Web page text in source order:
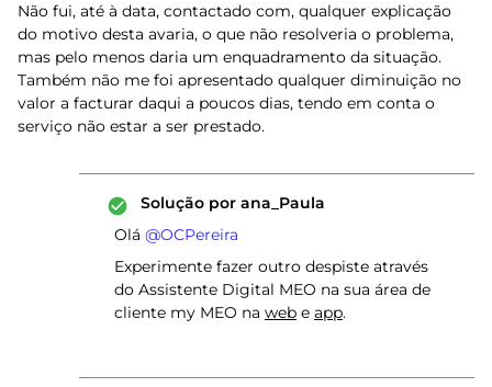
Não fui, até à data, contactado com, qualquer explicação
do motivo desta avaria, o que não resolveria o problema,
mas pelo menos daria um enquadramento da situação.
Também não me foi apresentado qualquer diminuição no
valor a facturar daqui a poucos dias, tendo em conta o
serviço não estar a ser prestado.
Solução por ana_Paula
Olá ​ @OCPereira
Experimente fazer outro despiste através
do Assistente Digital MEO na sua área de
cliente my MEO na web e app.